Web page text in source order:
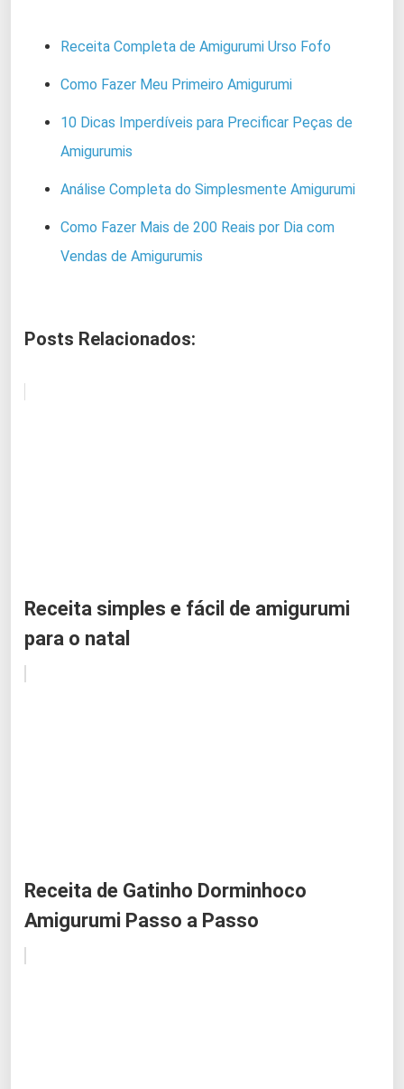
Receita Completa de Amigurumi Urso Fofo
Como Fazer Meu Primeiro Amigurumi
10 Dicas Imperdíveis para Precificar Peças de
Amigurumis
Análise Completa do Simplesmente Amigurumi
Como Fazer Mais de 200 Reais por Dia com
Vendas de Amigurumis
Posts Relacionados:
Receita simples e fácil de amigurumi
para o natal
Receita de Gatinho Dorminhoco
Amigurumi Passo a Passo